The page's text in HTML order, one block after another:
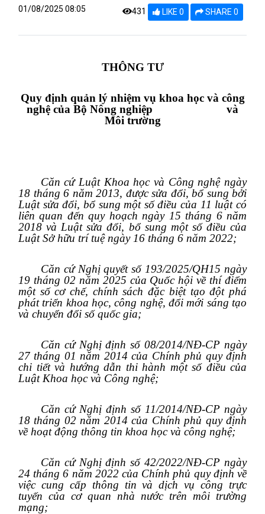
01/08/2025 08:05 431 LIKE 0 SHARE 0
THÔNG TƯ
Quy định quản lý nhiệm vụ khoa học và công
nghệ của Bộ Nông nghiệp
và
Môi trường
Căn cứ Luật Khoa học và Công nghệ ngày
18 tháng 6 năm 2013, được sửa đổi, bổ sung bởi
Luật sửa đổi, bổ sung một số điều của 11 luật có
liên quan đến quy hoạch ngày 15 tháng 6 năm
2018 và Luật sửa đổi, bổ sung một số điều của
Luật Sở hữu trí tuệ ngày 16 tháng 6 năm 2022;
Căn cứ Nghị quyết số 193/2025/QH15 ngày
19 tháng 02 năm 2025 của Quốc hội về thí điểm
một số cơ chế, chính sách đặc biệt tạo đột phá
phát triển khoa học, công nghệ, đổi mới sáng tạo
và chuyển đổi số quốc gia;
Căn cứ Nghị định số 08/2014/NĐ-CP ngày
27 tháng 01 năm 2014 của Chính phủ quy định
chi tiết và hướng dẫn thi hành một số điều của
Luật Khoa học và Công nghệ;
Căn cứ Nghị định số 11/2014/NĐ-CP ngày
18 tháng 02 năm 2014 của Chính phủ quy định
về hoạt động thông tin khoa học và công nghệ;
Căn cứ Nghị định số 42/2022/NĐ-CP ngày
24 tháng 6 năm 2022 của Chính phủ quy định về
việc cung cấp thông tin và dịch vụ công trực
tuyến của cơ quan nhà nước trên môi trường
mạng;